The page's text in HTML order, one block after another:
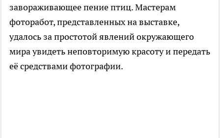
завораживающее пение птиц. Мастерам
фоторабот, представленных на выставке,
удалось за простотой явлений окружающего
мира увидеть неповторимую красоту и передать
её средствами фотографии.